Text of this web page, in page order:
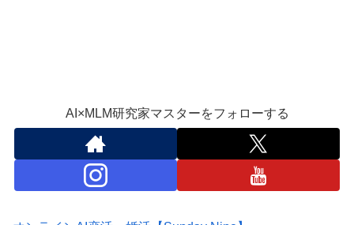
AI×MLM研究家マスターをフォローする